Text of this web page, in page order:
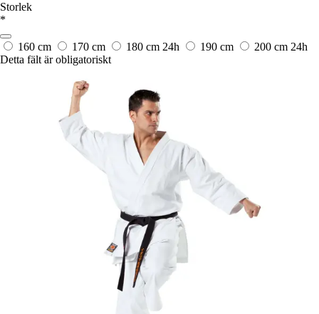
Storlek
*
160 cm 170 cm 180 cm 24h 190 cm 200 cm 24h
Detta fält är obligatoriskt